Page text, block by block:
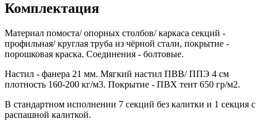
Комплектация
Материал помоста/ опорных столбов/ каркаса секций -
профильная/ круглая труба из чёрной стали, покрытие -
порошковая краска. Соединения - болтовые.
Настил - фанера 21 мм. Мягкий настил ПВВ/ ППЭ 4 см
плотность 160-200 кг/м3. Покрытие - ПВХ тент 650 гр/м2.
В стандартном исполнении 7 секций без калитки и 1 секция с
распашной калиткой.